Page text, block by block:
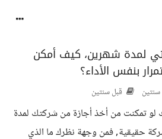
لمدة شهرين، كيف أمكن
بنفس الأداء؟
قبل سنتين
لو تمكنت من أخذ أجازة من شركتك لمدة
حقيقية, فمن وجهة نظرك ما الذي